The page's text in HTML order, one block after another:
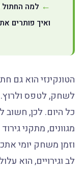
למה החתול
ואיך פותרים
הטונקינזי הוא גם
לשחק, לטפס
כל היום. לכן, חשוב
מגוונים, מתקני
וזמן משחק יומי
לב וגירויים, הוא